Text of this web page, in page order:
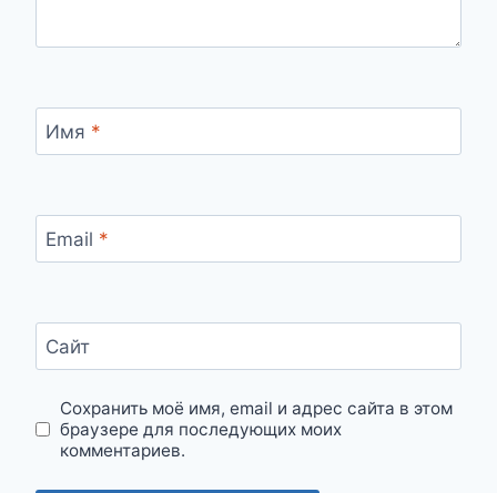
Имя *
Email *
Сайт
Сохранить моё имя, email и адрес сайта в этом
браузере для последующих моих
комментариев.